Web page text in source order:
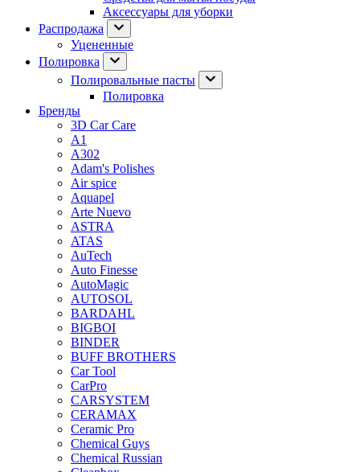
Аксессуары для уборки
Распродажа
Уцененные
Полировка
Полировальные пасты
Полировка
Бренды
3D Car Care
A1
A302
Adam's Polishes
Air spice
Aquapel
Arte Nuevo
ASTRA
ATAS
AuTech
Auto Finesse
AutoMagic
AUTOSOL
BARDAHL
BIGBOI
BINDER
BUFF BROTHERS
Car Tool
CarPro
CARSYSTEM
CERAMAX
Ceramic Pro
Chemical Guys
Chemical Russian